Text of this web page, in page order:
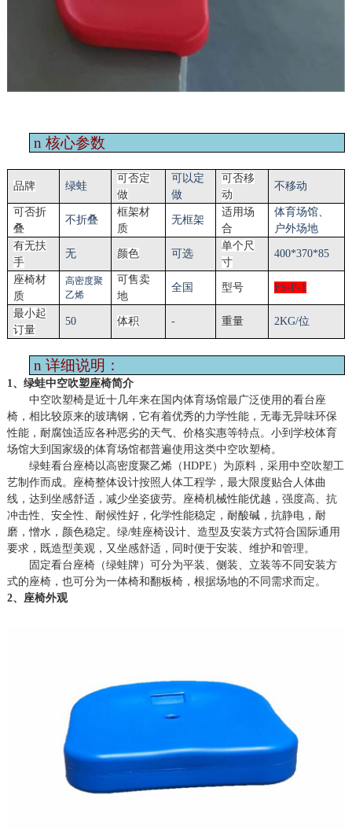
n 核心参数
品牌 绿蛙
可否定
做
可以定
做
可否移
动
不移动
可否折
叠
不折叠
框架材
质
无框架
适用场
合
体育场馆、
户外场地
有无扶
手
无 颜色 可选
单个尺
寸
400*370*85
座椅材
质
高密度聚
乙烯
可售卖
地
全国 型号 FS-P-1
最小起
订量
50 体积 - 重量 2KG/位
n 详细说明：
1、绿蛙中空吹塑座椅简介
中空吹塑椅是近十几年来在国内体育场馆最广泛使用的看台座
椅，相比较原来的玻璃钢，它有着优秀的力学性能，无毒无异味环保
性能，耐腐蚀适应各种恶劣的天气、价格实惠等特点。小到学校体育
场馆大到国家级的体育场馆都普遍使用这类中空吹塑椅。
绿蛙看台座椅以高密度聚乙烯（HDPE）为原料，采用中空吹塑工
艺制作而成。座椅整体设计按照人体工程学，最大限度贴合人体曲
线，达到坐感舒适，减少坐姿疲劳。座椅机械性能优越，强度高、抗
冲击性、安全性、耐候性好，化学性能稳定，耐酸碱，抗静电，耐
磨，憎水，颜色稳定。绿/蛙座椅设计、造型及安装方式符合国际通用
要求，既造型美观，又坐感舒适，同时便于安装、维护和管理。
固定看台座椅（绿蛙牌）可分为平装、侧装、立装等不同安装方
式的座椅，也可分为一体椅和翻板椅，根据场地的不同需求而定。
2、座椅外观